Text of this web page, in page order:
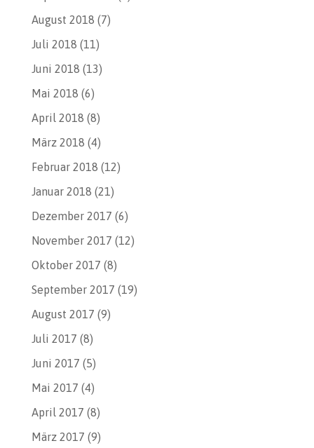
August 2018 (7)
Juli 2018 (11)
Juni 2018 (13)
Mai 2018 (6)
April 2018 (8)
März 2018 (4)
Februar 2018 (12)
Januar 2018 (21)
Dezember 2017 (6)
November 2017 (12)
Oktober 2017 (8)
September 2017 (19)
August 2017 (9)
Juli 2017 (8)
Juni 2017 (5)
Mai 2017 (4)
April 2017 (8)
März 2017 (9)